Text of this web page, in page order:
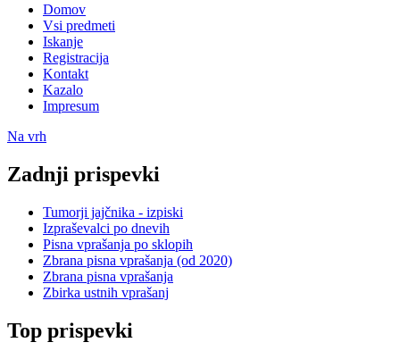
Domov
Vsi predmeti
Iskanje
Registracija
Kontakt
Kazalo
Impresum
Na vrh
Zadnji prispevki
Tumorji jajčnika - izpiski
Izpraševalci po dnevih
Pisna vprašanja po sklopih
Zbrana pisna vprašanja (od 2020)
Zbrana pisna vprašanja
Zbirka ustnih vprašanj
Top prispevki